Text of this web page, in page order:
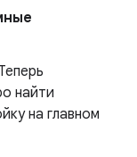
найти
на главном